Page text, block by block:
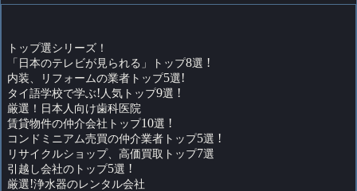
トップ選シリーズ！
「日本のテレビが見られる」トップ8選 !
内装、リフォームの業者トップ5選!
タイ語学校で学ぶ! 人気トップ9選 !
厳選！日本人向け歯科医院
賃貸物件の仲介会社トップ10選 !
コンドミニアム売買の仲介業者トップ5選 !
リサイクルショップ、高価買取トップ7選
引越し会社のトップ5選 !
厳選!浄水器のレンタル会社